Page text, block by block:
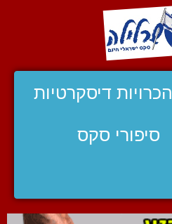
הכרויות דיסקרטיות
סיפורי סקס